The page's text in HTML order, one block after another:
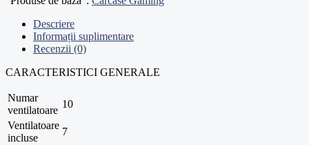
Descriere
Informații suplimentare
Recenzii (0)
CARACTERISTICI GENERALE
Numar
ventilatoare
10
Ventilatoare
incluse
7